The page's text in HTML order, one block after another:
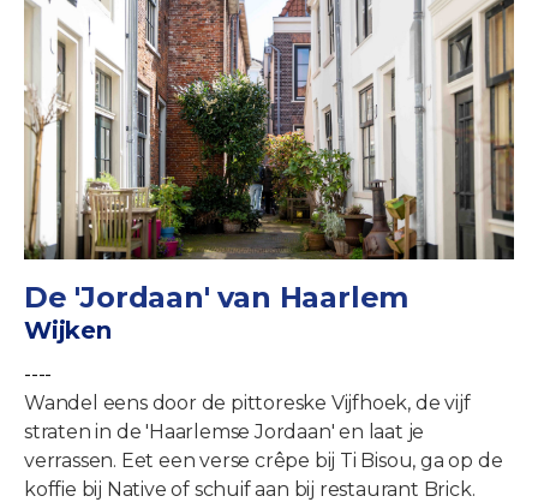
De 'Jordaan' van Haarlem
Wijken
----
Wandel eens door de pittoreske Vijfhoek, de vijf
straten in de 'Haarlemse Jordaan' en laat je
verrassen. Eet een verse crêpe bij Ti Bisou, ga op de
koffie bij Native of schuif aan bij restaurant Brick.